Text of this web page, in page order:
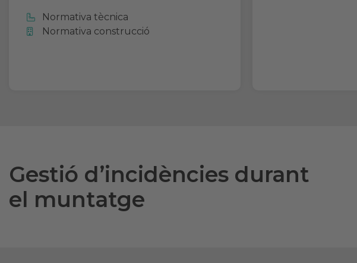
Normativa tècnica
Normativa construcció
Gestió d’incidències durant
el muntatge